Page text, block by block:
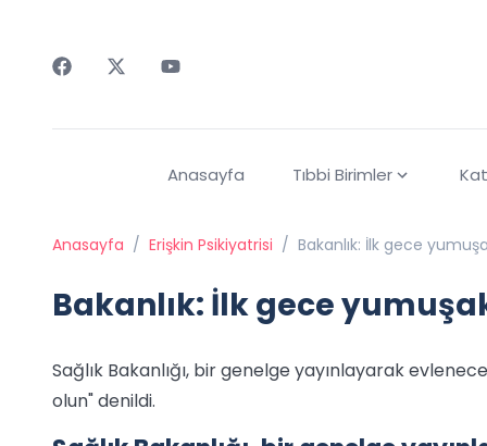
Anasayfa Tıbbi Birimler
Anasayfa / Erişkin Psikiyatrisi / Bakanlık: İlk gece
Bakanlık: İlk gece
Sağlık Bakanlığı, bir genelge yayınlayarak
olun" denildi.